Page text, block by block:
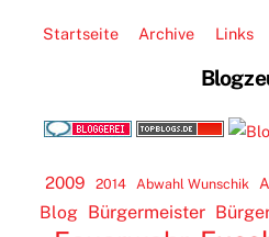
Startseite Archive Links
2009 2014 Abwahl Wunschik
Blog Bürgermeister